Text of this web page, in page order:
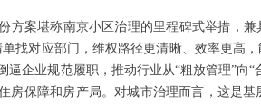
方案堪称南京小区治理的里程碑式举措，
找对应部门，维权路径更清晰、效率更高
逼企业规范履职，推动行业从“粗放管理”向
房保障和房产局。对城市治理而言，这是